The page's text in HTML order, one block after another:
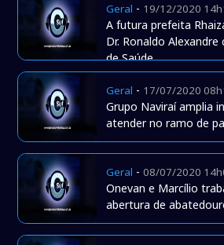
Geral - 19/12/2020
A futura prefeita
Dr. Ronaldo
de Saúde
Geral - 17/07/2020
Grupo Naviraí amplia
atender no ramo de
Geral -08/07/2020
Onevan e Marcílio
abertura de